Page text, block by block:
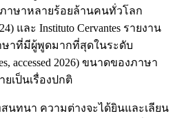
าษาหลายร้อยล้านคนทั่วโลก
และ Instituto Cervantes รายงาน
ษาที่มีผู้พูดมากที่สุดในระดับ
accessed 2026) ขนาดของภาษา
เป็นเรื่องปกติ
นทนา ความต่างจะได้ยินและเลียน